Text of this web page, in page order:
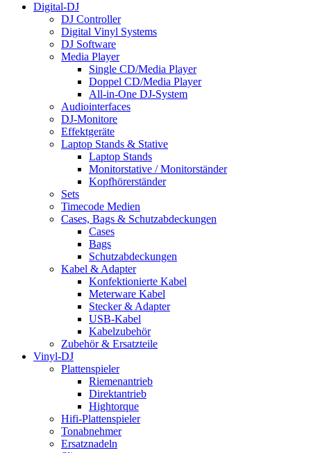
Digital-DJ
DJ Controller
Digital Vinyl Systems
DJ Software
Media Player
Single CD/Media Player
Doppel CD/Media Player
All-in-One DJ-System
Audiointerfaces
DJ-Monitore
Effektgeräte
Laptop Stands & Stative
Laptop Stands
Monitorstative / Monitorständer
Kopfhörerständer
Sets
Timecode Medien
Cases, Bags & Schutzabdeckungen
Cases
Bags
Schutzabdeckungen
Kabel & Adapter
Konfektionierte Kabel
Meterware Kabel
Stecker & Adapter
USB-Kabel
Kabelzubehör
Zubehör & Ersatzteile
Vinyl-DJ
Plattenspieler
Riemenantrieb
Direktantrieb
Hightorque
Hifi-Plattenspieler
Tonabnehmer
Ersatznadeln